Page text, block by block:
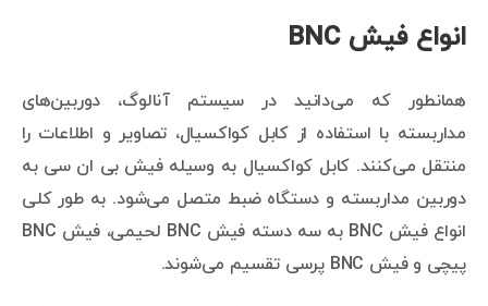
انواع فیش BNC
همانطور که می‌دانید در سیستم آنالوگ، دوربین‌های
مداربسته با استفاده از کابل کواکسیال، تصاویر و اطلاعات را
منتقل می‌کنند. کابل کواکسیال به وسیله فیش بی ان سی به
دوربین مداربسته و دستگاه ضبط متصل می‌شود. به طور کلی
انواع فیش BNC به سه دسته فیش BNC لحیمی، فیش BNC
پیچی و فیش BNC پرسی تقسیم می‌شوند.